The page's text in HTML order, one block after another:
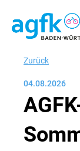
Zurück
04.08.2026